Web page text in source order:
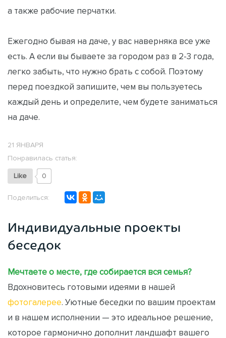
а также рабочие перчатки.
Ежегодно бывая на даче, у вас наверняка все уже
есть. А если вы бываете за городом раз в 2-3 года,
легко забыть, что нужно брать с собой. Поэтому
перед поездкой запишите, чем вы пользуетесь
каждый день и определите, чем будете заниматься
на даче.
21 ЯНВАРЯ
Понравилась статья:
Like 0
Поделиться:
Индивидуальные проекты
беседок
Мечтаете о месте, где собирается вся семья?
Вдохновитесь готовыми идеями в нашей
фотогалерее. Уютные беседки по вашим проектам
и в нашем исполнении — это идеальное решение,
которое гармонично дополнит ландшафт вашего